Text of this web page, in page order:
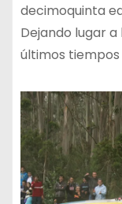
decimoquinta
Dejando lugar a
últimos tiempos